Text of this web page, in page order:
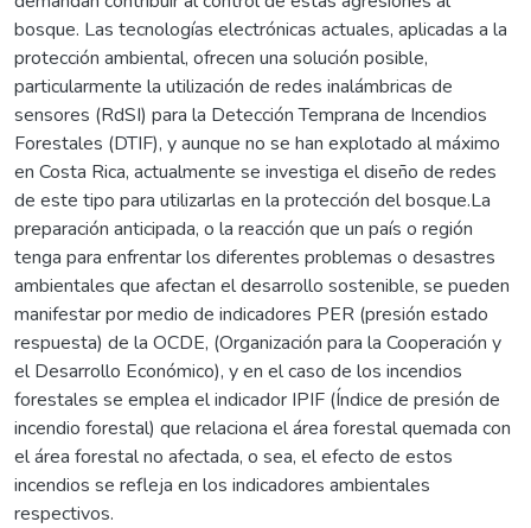
bosque. Las tecnologías electrónicas actuales, aplicadas a la
protección ambiental, ofrecen una solución posible,
particularmente la utilización de redes inalámbricas de
sensores (RdSI) para la Detección Temprana de Incendios
Forestales (DTIF), y aunque no se han explotado al máximo
en Costa Rica, actualmente se investiga el diseño de redes
de este tipo para utilizarlas en la protección del bosque.La
preparación anticipada, o la reacción que un país o región
tenga para enfrentar los diferentes problemas o desastres
ambientales que afectan el desarrollo sostenible, se pueden
manifestar por medio de indicadores PER (presión estado
respuesta) de la OCDE, (Organización para la Cooperación y
el Desarrollo Económico), y en el caso de los incendios
forestales se emplea el indicador IPIF (Índice de presión de
incendio forestal) que relaciona el área forestal quemada con
el área forestal no afectada, o sea, el efecto de estos
incendios se refleja en los indicadores ambientales
respectivos.